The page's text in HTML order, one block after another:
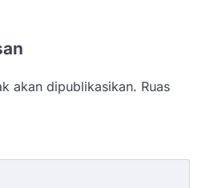
akan dipublikasikan. Ruas